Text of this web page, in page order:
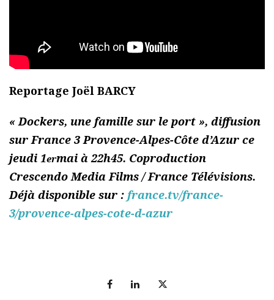
Reportage Joël BARCY
« Dockers, une famille sur le port », diffusion
sur France 3 Provence-Alpes-Côte d’Azur ce
jeudi 1ermai à 22h45. Coproduction
Crescendo Media Films / France Télévisions.
Déjà disponible sur : france.tv/france-
3/provence-alpes-cote-d-azur